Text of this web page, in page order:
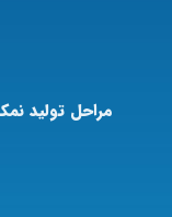
مراحل تولید